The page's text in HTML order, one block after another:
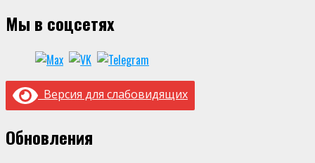
Мы в соцсетях
Версия для слабовидящих
Обновления